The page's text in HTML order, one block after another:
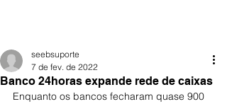
Banco 24horas expande rede de caixas
seebsuporte
7 de fev. de 2022
Enquanto os bancos fecharam quase 900